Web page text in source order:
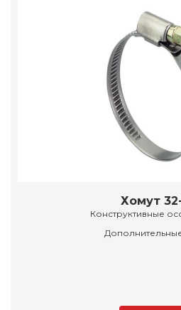
Хомут
Конструктивные